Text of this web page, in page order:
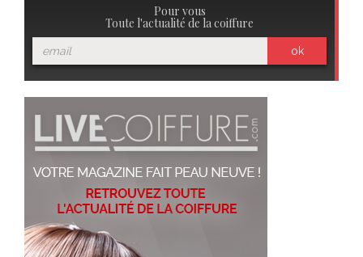
Pour vous
Toute l'actualité de la coiffure
ok